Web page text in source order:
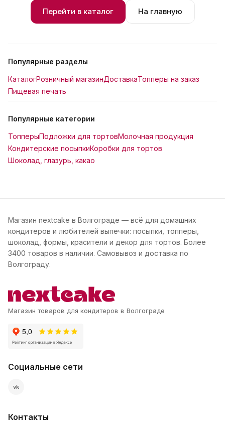
Перейти в каталог На главную
Популярные разделы
КаталогРозничный магазинДоставкаТопперы на заказ
Пищевая печать
Популярные категории
ТопперыПодложки для тортовМолочная продукция
Кондитерские посыпкиКоробки для тортов
Шоколад, глазурь, какао
Магазин nextcake в Волгограде — всё для домашних
кондитеров и любителей выпечки: посыпки, топперы,
шоколад, формы, красители и декор для тортов. Более
3400 товаров в наличии. Самовывоз и доставка по
Волгограду.
Магазин товаров для кондитеров в Волгограде
Социальные сети
vk
Контакты